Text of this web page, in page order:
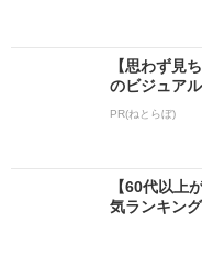
【思わず見
のビジュア
PR(ねとらぼ)
【60代以上
気ランキン